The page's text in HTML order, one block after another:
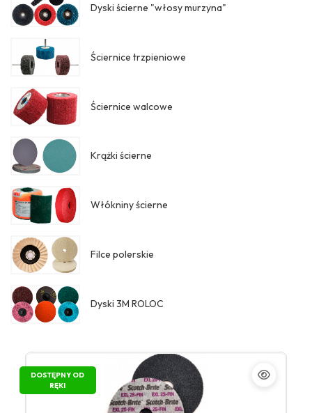
Dyski ścierne "włosy murzyna"
Ściernice trzpieniowe
Ściernice walcowe
Krążki ścierne
Włókniny ścierne
Filce polerskie
Dyski 3M ROLOC
DOSTĘPNY OD
RĘKI